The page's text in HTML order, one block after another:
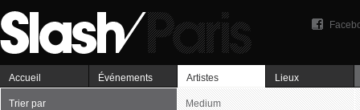
Accueil Événements Artistes Lieux
Trier par Medium